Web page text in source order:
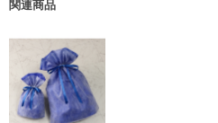
関連商品